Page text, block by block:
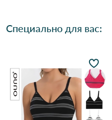
Специально для вас: